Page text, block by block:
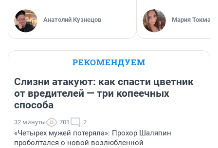
Анатолий Кузнецов Мария
РЕКОМЕНДУЕМ
Слизни атакуют: как спасти цветник
от вредителей — три копеечных
способа
32 минуты 701 2
«Четырех мужей потеряла»: Прохор Шаляпин
проболтался о новой возлюбленной